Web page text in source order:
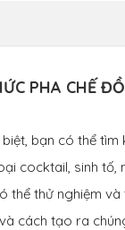
PHA CHẾ
bạn có thể tìm
cocktail, sinh
thử nghiệm
cách tạo ra